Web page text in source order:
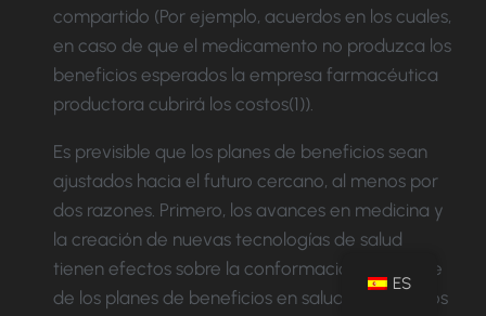
compartido (Por ejemplo, acuerdos en los cuales,
en caso de que el medicamento no produzca los
beneficios esperados la empresa farmacéutica
productora cubrirá los costos(1)).
Es previsible que los planes de beneficios sean
ajustados hacia el futuro cercano, al menos por
dos razones. Primero, los avances en medicina y
la creación de nuevas tecnologías de salud
tienen efectos sobre la conformación y alcance
de los planes de beneficios en salud, uno de ellos
ES